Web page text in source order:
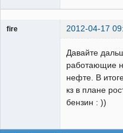
fire 2012-04-17
Давайте
работающие
нефте. В
кз в плане
бензин : ))